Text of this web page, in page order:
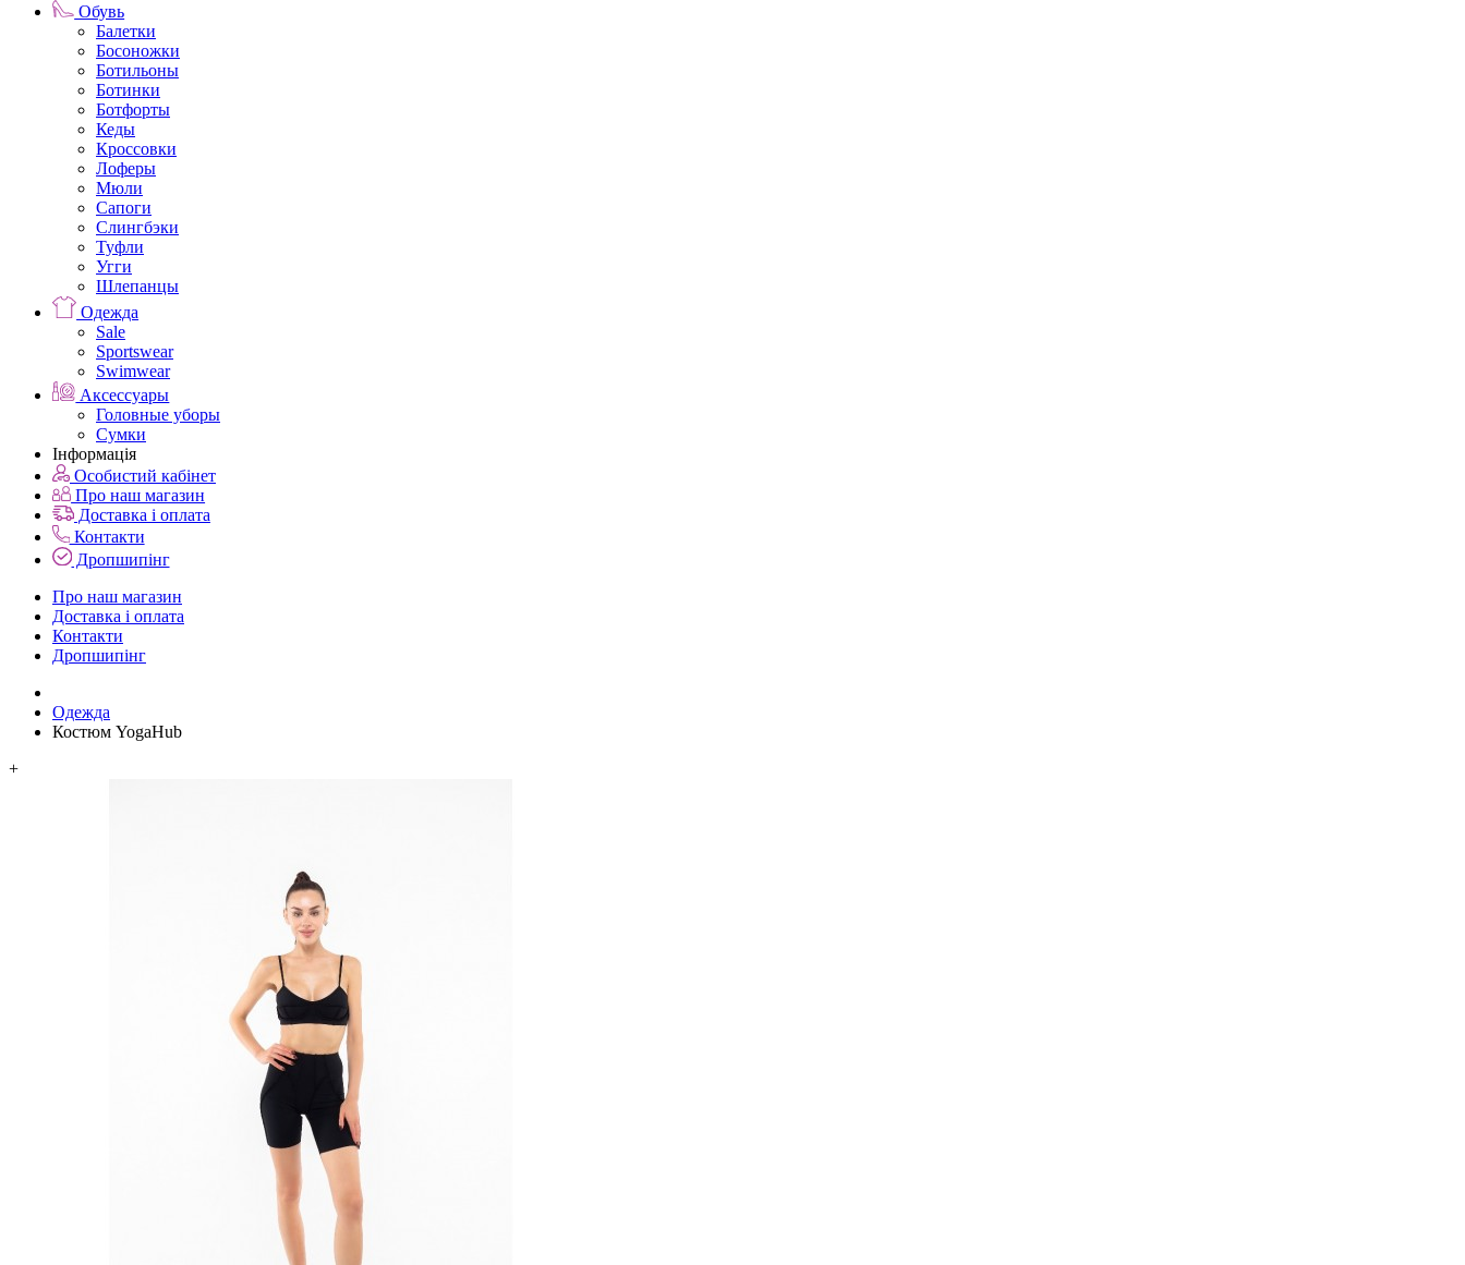
Обувь
Балетки
Босоножки
Ботильоны
Ботинки
Ботфорты
Кеды
Кроссовки
Лоферы
Мюли
Сапоги
Слингбэки
Туфли
Угги
Шлепанцы
Одежда
Sale
Sportswear
Swimwear
Аксессуары
Головные уборы
Сумки
Інформація
Особистий кабінет
Про наш магазин
Доставка і оплата
Контакти
Дропшипінг
Про наш магазин
Доставка і оплата
Контакти
Дропшипінг
Одежда
Костюм YogaHub
+